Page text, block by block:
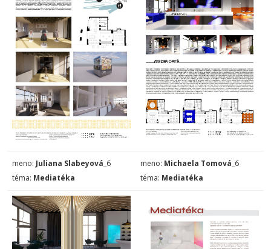
meno: Juliana Slabeyová _6
téma: Mediatéka
meno: Michaela Tomová _6
téma: Mediatéka